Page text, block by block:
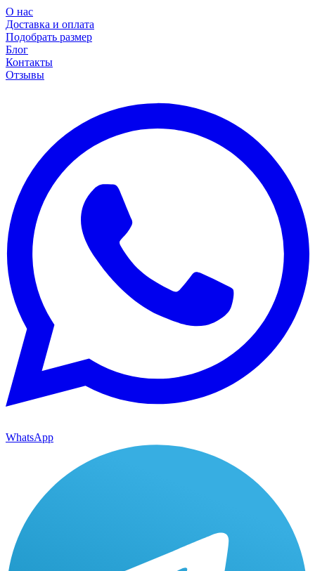
О нас
Доставка и оплата
Подобрать размер
Блог
Контакты
Отзывы
WhatsApp